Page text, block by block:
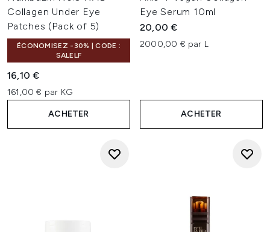
pourrait entraîner des éruptions et des imperfections.
Découvrez la vaste collection de soins pour le contour
yeux et de produits de maquillage pour les yeux de
LOOKFANTASTIC, disponibles pour une livraison dans
Collagen Under Eye
Patches (Pack of 5)
ÉCONOMISEZ -30% | CODE :
SALELF
16,10 €
161,00 € par KG
ACHETER
Eye Serum 10ml
20,00 €
2000,00 € par L
ACHETER